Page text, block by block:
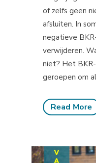
of zelfs geen
afsluiten. In
negatieve
verwijderen.
niet? Het
geroepen om
Read More